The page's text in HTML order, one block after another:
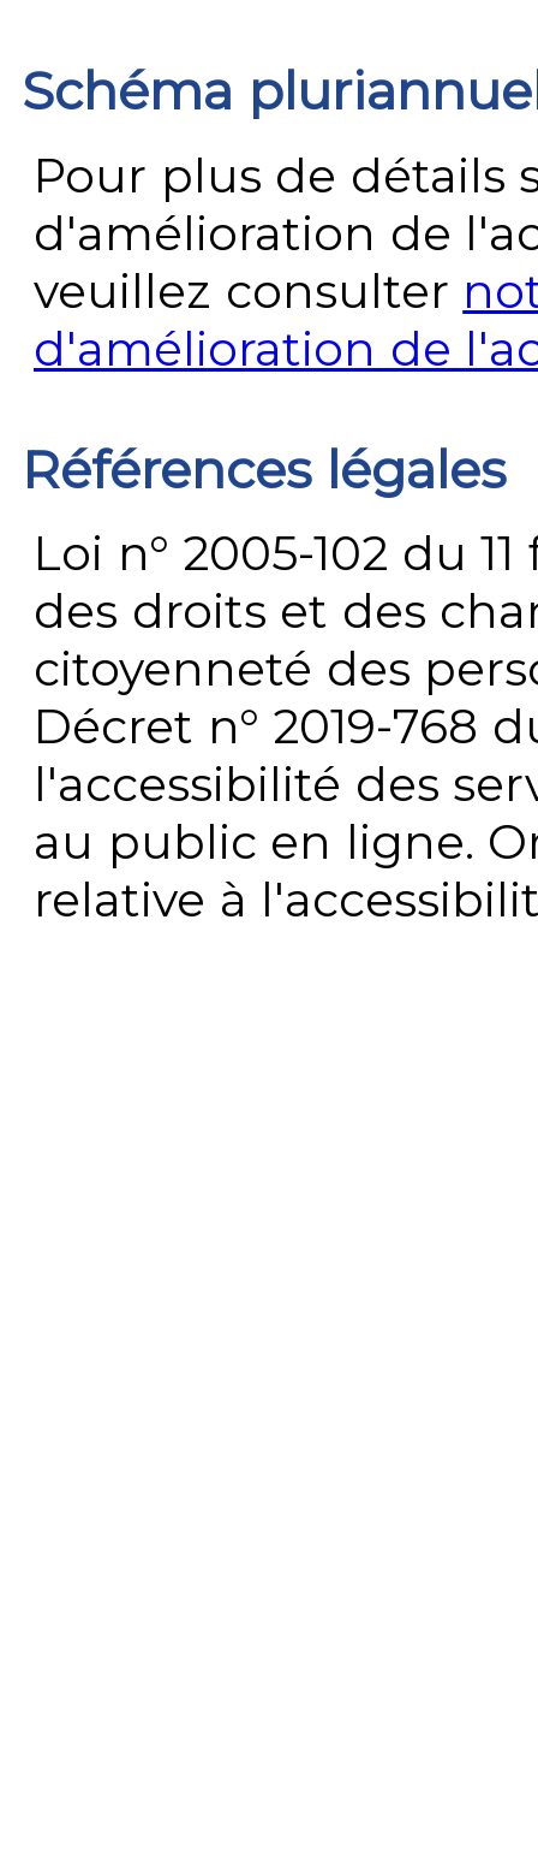
Schéma
Pour plus de détails
d'amélioration de
veuillez consulter
d'amélioration de
Références légales
Loi n° 2005-102 du
des droits et des
citoyenneté des
Décret n° 2019-768
l'accessibilité des
au public en ligne.
relative à